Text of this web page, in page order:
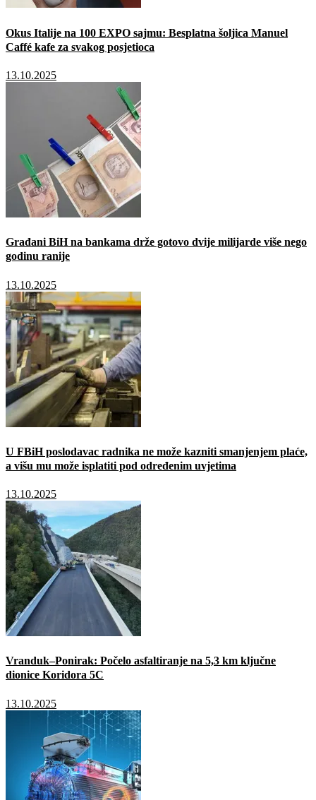
Okus Italije na 100 EXPO sajmu: Besplatna šoljica Manuel
Caffé kafe za svakog posjetioca
13.10.2025
Građani BiH na bankama drže gotovo dvije milijarde više nego
godinu ranije
13.10.2025
U FBiH poslodavac radnika ne može kazniti smanjenjem plaće,
a višu mu može isplatiti pod određenim uvjetima
13.10.2025
Vranduk–Ponirak: Počelo asfaltiranje na 5,3 km ključne
dionice Koridora 5C
13.10.2025